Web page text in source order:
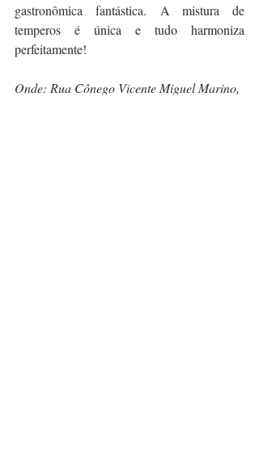
gastronômica fantástica. A mistura de
temperos é única e tudo harmoniza
perfeitamente!
Onde: Rua Cônego Vicente Miguel Marino,